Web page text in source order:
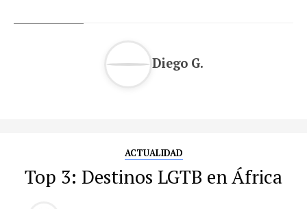
Diego G.
ACTUALIDAD
Top 3: Destinos LGTB en África